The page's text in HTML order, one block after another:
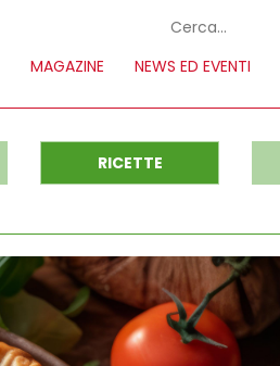
MAGAZINE NEWS ED EVENTI
RICETTE